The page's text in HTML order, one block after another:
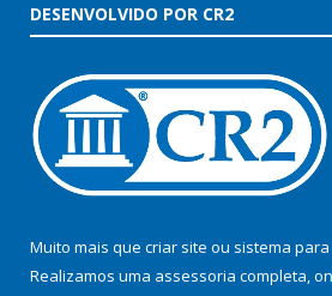
DESENVOLVIDO POR CR2
Muito mais que criar site ou sistema
Realizamos uma assessoria completa,